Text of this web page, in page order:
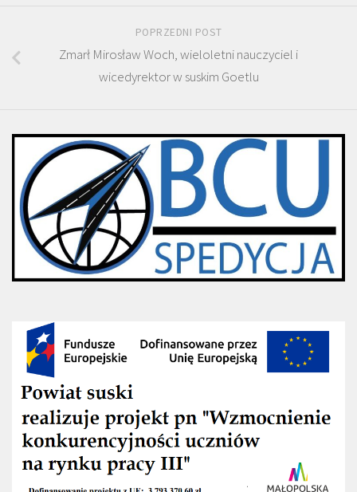
POPRZEDNI POST
Zmarł Mirosław Woch, wieloletni nauczyciel i
wicedyrektor w suskim Goetlu